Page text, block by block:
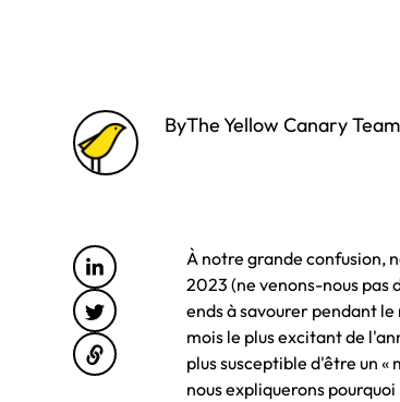
ByThe Yellow Canary Team
À notre grande confusion,
2023 (ne venons-nous pas
ends à savourer pendant
mois le plus excitant de
plus susceptible d'être un
nous expliquerons